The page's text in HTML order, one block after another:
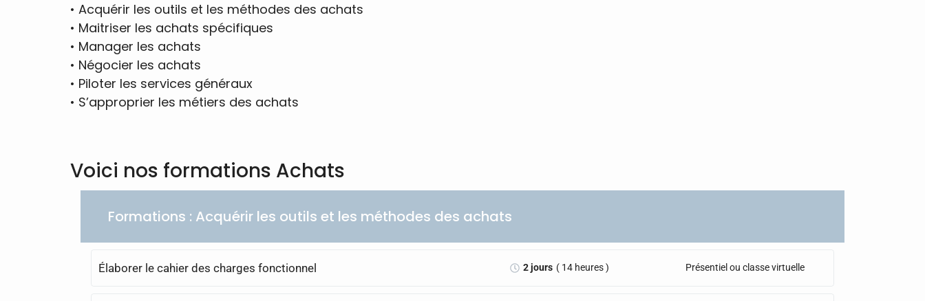
• Acquérir les outils et les méthodes des achats
• Maitriser les achats spécifiques
• Manager les achats
• Négocier les achats
• Piloter les services généraux
• S’approprier les métiers des achats
Voici nos formations Achats
Formations : Acquérir les outils et les méthodes des achats
Élaborer le cahier des charges fonctionnel 2 jours ( 14 heures ) Présentiel ou classe virtuelle